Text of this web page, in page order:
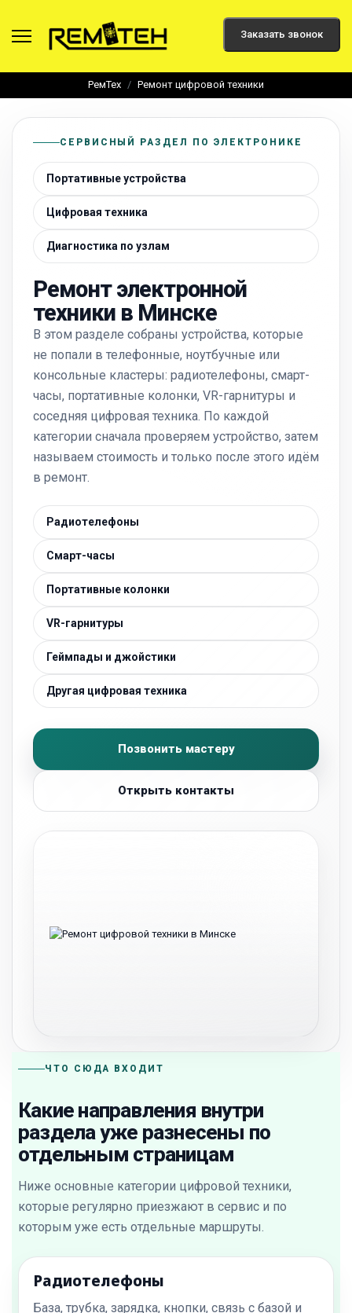
Заказать звонок
РемТех Ремонт цифровой техники
СЕРВИСНЫЙ РАЗДЕЛ ПО ЭЛЕКТРОНИКЕ
Портативные устройства
Цифровая техника
Диагностика по узлам
Ремонт электронной
техники в Минске
В этом разделе собраны устройства, которые
не попали в телефонные, ноутбучные или
консольные кластеры: радиотелефоны, смарт-
часы, портативные колонки, VR-гарнитуры и
соседняя цифровая техника. По каждой
категории сначала проверяем устройство, затем
называем стоимость и только после этого идём
в ремонт.
Радиотелефоны
Смарт-часы
Портативные колонки
VR-гарнитуры
Геймпады и джойстики
Другая цифровая техника
Позвонить мастеру
Открыть контакты
ЧТО СЮДА ВХОДИТ
Какие направления внутри
раздела уже разнесены по
отдельным страницам
Ниже основные категории цифровой техники,
которые регулярно приезжают в сервис и по
которым уже есть отдельные маршруты.
Радиотелефоны
База, трубка, зарядка, кнопки, связь с базой и